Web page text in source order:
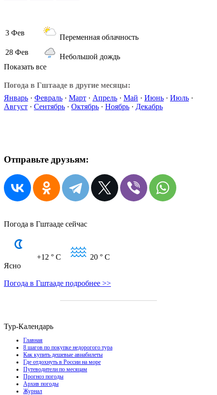
3 Фев
Переменная облачность
28 Фев
Небольшой дождь
Показать все
Погода в Гштааде в другие месяцы:
Январь · Февраль · Март · Апрель · Май · Июнь · Июль ·
Август · Сентябрь · Октябрь · Ноябрь · Декабрь
Отправьте друзьям:
Погода в Гштааде сейчас
+12 ° C 20 ° C
Ясно
Погода в Гштааде подробнее >>
Тур-Календарь
Главная
8 шагов по покупке недорогого тура
Как купить дешевые авиабилеты
Где отдохнуть в России на море
Путеводители по месяцам
Прогноз погоды
Архив погоды
Журнал